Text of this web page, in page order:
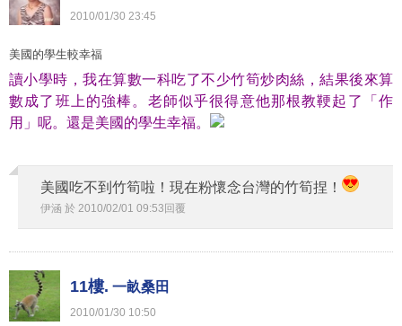
2010/01/30 23:45
美國的學生較幸福
讀小學時，我在算數一科吃了不少竹筍炒肉絲，結果後來算
數成了班上的強棒。老師似乎很得意他那根教鞕起了「作
用」呢。還是美國的學生幸福。
美國吃不到竹筍啦！現在粉懷念台灣的竹筍捏！
伊涵 於 2010/02/01 09:53 回覆
11樓. 一畝桑田
2010/01/30 10:50